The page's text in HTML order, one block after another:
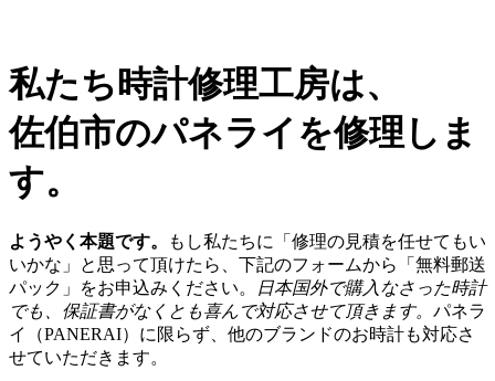
私たち時計修理工房は、
佐伯市のパネライを修理しま
す。
ようやく本題です。
もし私たちに「修理の見積を任せてもい
いかな」と思って頂けたら、下記のフォームから「無料郵送
パック」をお申込みください。
日本国外で購入なさった時計
でも、保証書がなくとも喜んで対応させて頂きます。 パネラ
イ（PANERAI）に限らず、他のブランドのお時計も対応さ
せていただきます。